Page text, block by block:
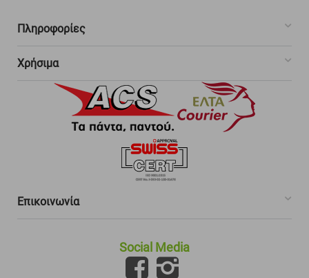
Πληροφορίες
Χρήσιμα
Επικοινωνία
Social Media